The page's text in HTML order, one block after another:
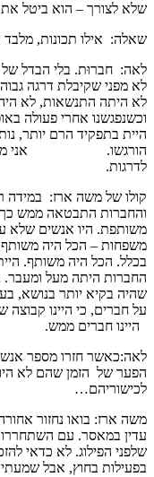
שלא לצורך – הוא ביטל
שאלה: אילו תכונות, מלבד
לאה: חברוּת. בלי הבדל של
לא מפני שקיבלת דרגה
לא היתה התנשאות, לא היה
וכשנפגשנו אחרי פעולה
היית בתפקיד הרם יותר,
הורגשו. אני
לדרגות.
קולו של משה ארז: במידה
והחברות התבטאה ממש
משותפת. היו אנשים שלא
משפחות – הכל היה
בכלל. הכל היה משותף.
החברות היתה מעל
שהיה בקיא יותר בנושא,
על חברים, כי היינו
היינו חברים ממש.
לאה:כאשר חזרו מספר
הפער של הזמן שהם לא
לכישוריהם…
משה ארז: בואו נחזור
עדין במאסר. עם
שלפני הפילוג. לא כדאי
בפעילות בחוץ, אבל